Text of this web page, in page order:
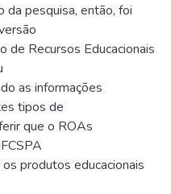
da pesquisa, então, foi
de Recursos Educacionais
as informações
tipos de
que o ROAs
produtos educacionais